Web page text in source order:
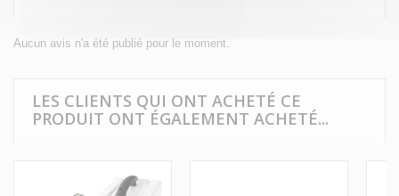
Aucun avis n'a été publié pour le moment.
LES CLIENTS QUI ONT ACHETÉ CE
PRODUIT ONT ÉGALEMENT ACHETÉ...